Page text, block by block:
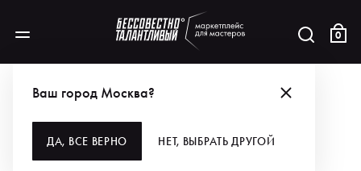
0
Ваш город Москва?
ДА, ВСЕ ВЕРНО НЕТ, ВЫБРАТЬ ДРУГОЙ
ИНСТРУМЕНТЫ